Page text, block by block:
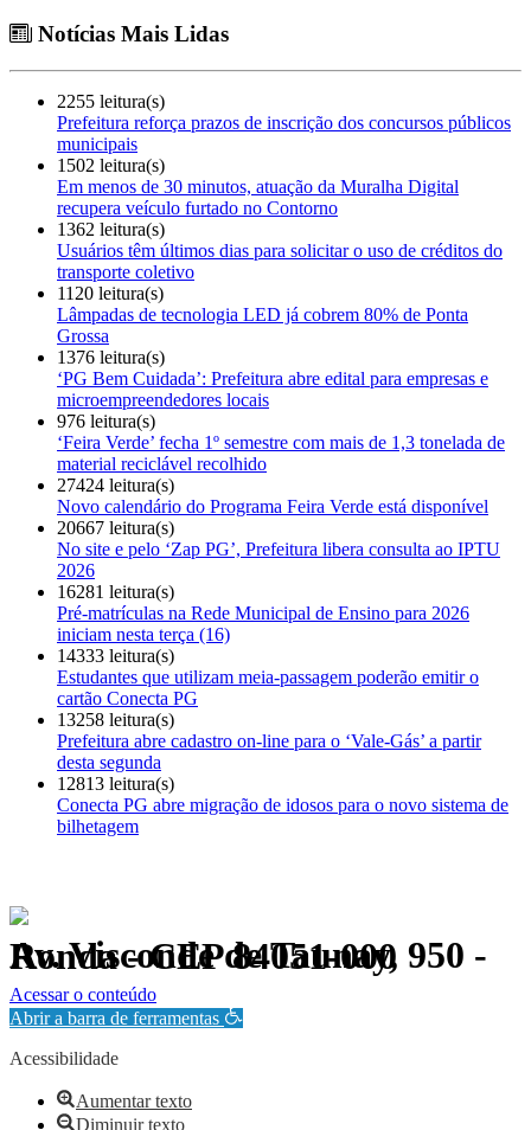
Notícias Mais Lidas
2255 leitura(s)
Prefeitura reforça prazos de inscrição dos concursos públicos
municipais
1502 leitura(s)
Em menos de 30 minutos, atuação da Muralha Digital
recupera veículo furtado no Contorno
1362 leitura(s)
Usuários têm últimos dias para solicitar o uso de créditos do
transporte coletivo
1120 leitura(s)
Lâmpadas de tecnologia LED já cobrem 80% de Ponta
Grossa
1376 leitura(s)
‘PG Bem Cuidada’: Prefeitura abre edital para empresas e
microempreendedores locais
976 leitura(s)
‘Feira Verde’ fecha 1º semestre com mais de 1,3 tonelada de
material reciclável recolhido
27424 leitura(s)
Novo calendário do Programa Feira Verde está disponível
20667 leitura(s)
No site e pelo ‘Zap PG’, Prefeitura libera consulta ao IPTU
2026
16281 leitura(s)
Pré-matrículas na Rede Municipal de Ensino para 2026
iniciam nesta terça (16)
14333 leitura(s)
Estudantes que utilizam meia-passagem poderão emitir o
cartão Conecta PG
13258 leitura(s)
Prefeitura abre cadastro on-line para o ‘Vale-Gás’ a partir
desta segunda
12813 leitura(s)
Conecta PG abre migração de idosos para o novo sistema de
bilhetagem
Av. Visconde de Taunay, 950 - Ronda - CEP 84051-000
Política de Privacidade.
Acessar o conteúdo
Abrir a barra de ferramentas
Acessibilidade
Aumentar texto
Diminuir texto